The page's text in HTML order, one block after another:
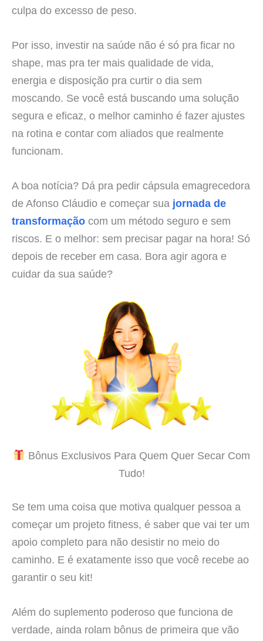
culpa do excesso de peso.
Por isso, investir na saúde não é só pra ficar no
shape, mas pra ter mais qualidade de vida,
energia e disposição pra curtir o dia sem
moscando. Se você está buscando uma solução
segura e eficaz, o melhor caminho é fazer ajustes
na rotina e contar com aliados que realmente
funcionam.
A boa notícia? Dá pra pedir cápsula emagrecedora
de Afonso Cláudio e começar sua jornada de
transformação com um método seguro e sem
riscos. E o melhor: sem precisar pagar na hora! Só
depois de receber em casa. Bora agir agora e
cuidar da sua saúde?
Bônus Exclusivos Para Quem Quer Secar Com
Tudo!
Se tem uma coisa que motiva qualquer pessoa a
começar um projeto fitness, é saber que vai ter um
apoio completo para não desistir no meio do
caminho. E é exatamente isso que você recebe ao
garantir o seu kit!
Além do suplemento poderoso que funciona de
verdade, ainda rolam bônus de primeira que vão